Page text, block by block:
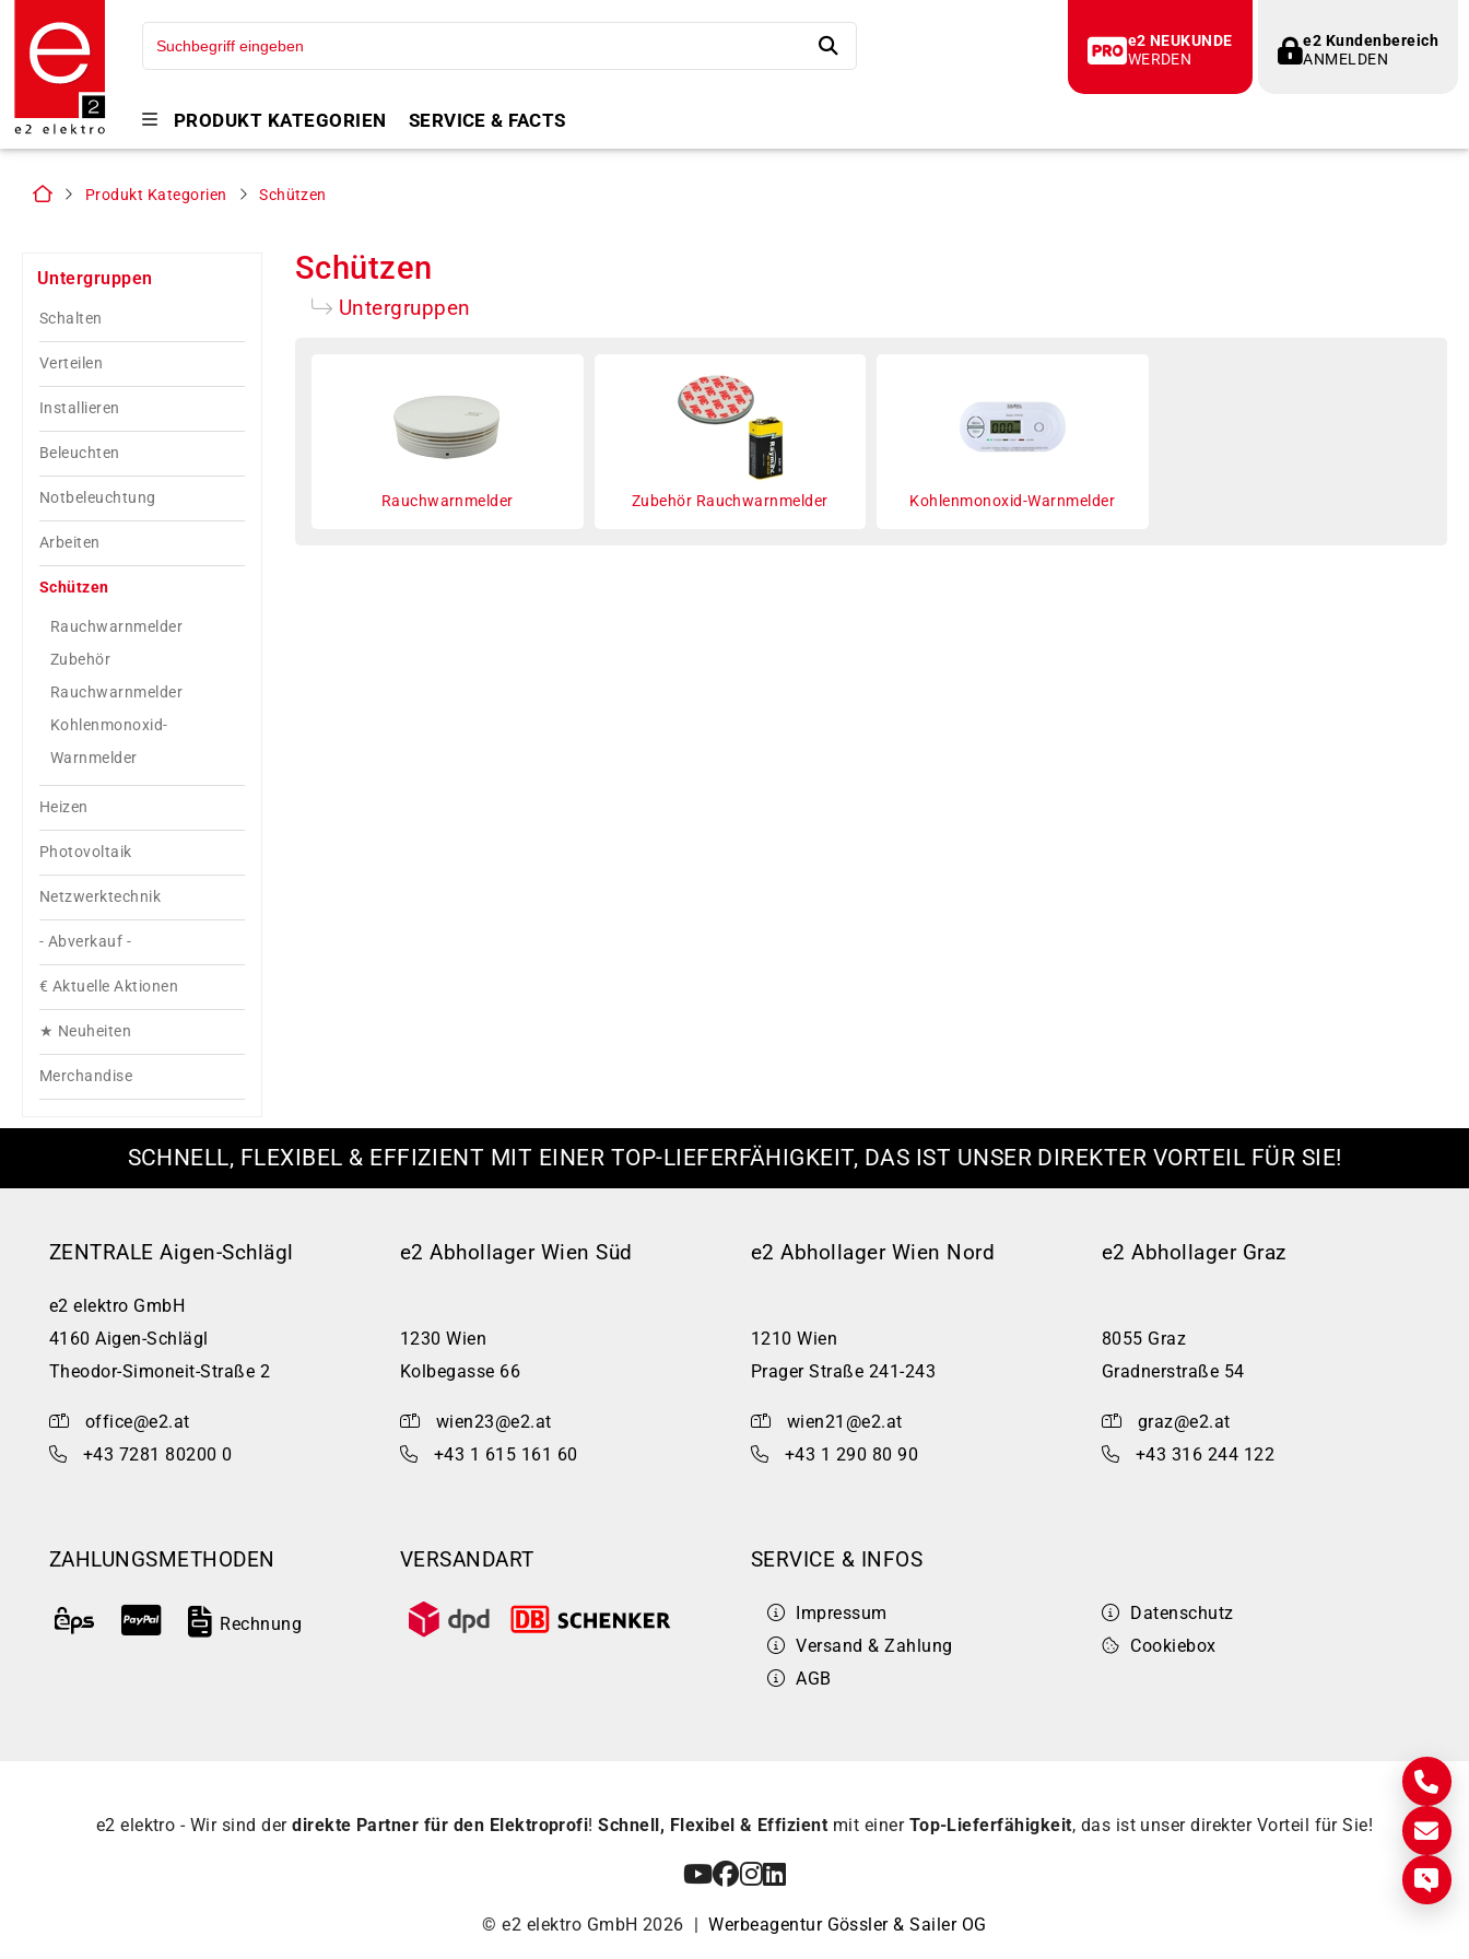
e2 Kundenbereich
ANMELDEN
e2 NEUKUNDE
WERDEN
PRODUKT KATEGORIEN SERVICE & FACTS
Produkt Kategorien Schützen
Untergruppen
Schalten
Verteilen
Installieren
Beleuchten
Notbeleuchtung
Arbeiten
Schützen
Rauchwarnmelder
Zubehör
Rauchwarnmelder
Kohlenmonoxid-
Warnmelder
Heizen
Photovoltaik
Netzwerktechnik
- Abverkauf -
€ Aktuelle Aktionen
★ Neuheiten
Merchandise
Schützen
Untergruppen
Rauchwarnmelder Zubehör Rauchwarnmelder Kohlenmonoxid-Warnmelder
SCHNELL, FLEXIBEL & EFFIZIENT MIT EINER TOP-LIEFERFÄHIGKEIT, DAS IST UNSER DIREKTER VORTEIL FÜR SIE!
ZENTRALE Aigen-Schlägl
e2 elektro GmbH
4160 Aigen-Schlägl
Theodor-Simoneit-Straße 2
office@e2.at
+43 7281 80200 0
e2 Abhollager Wien Süd
1230 Wien
Kolbegasse 66
wien23@e2.at
+43 1 615 161 60
e2 Abhollager Wien Nord
1210 Wien
Prager Straße 241-243
wien21@e2.at
+43 1 290 80 90
e2 Abhollager Graz
8055 Graz
Gradnerstraße 54
graz@e2.at
+43 316 244 122
ZAHLUNGSMETHODEN
Rechnung
VERSANDART SERVICE & INFOS
Impressum
Versand & Zahlung
AGB
Datenschutz
Cookiebox
e2 elektro - Wir sind derdirekte Partner für den Elektroprofi!Schnell, Flexibel & Effizient mit einer Top-Lieferfähigkeit, das ist unser direkter Vorteil für Sie!
© e2 elektro GmbH 2026 |Werbeagentur Gössler & Sailer OG